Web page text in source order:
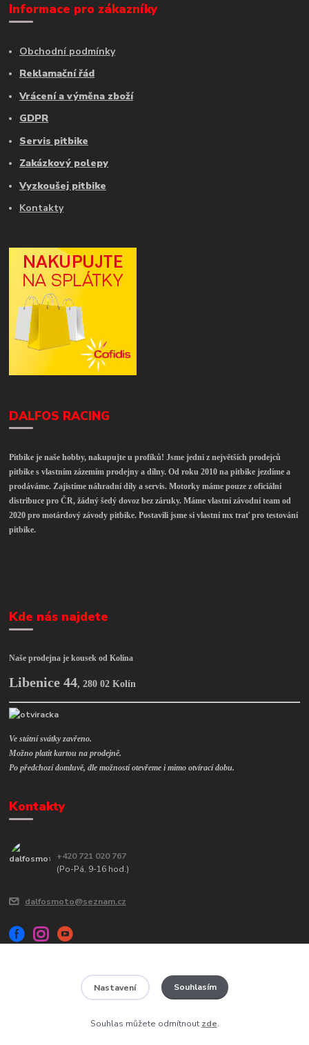
Informace pro zákazníky
Obchodní podmínky
Reklamační řád
Vrácení a výměna zboží
GDPR
Servis pitbike
Zakázkový polepy
Vyzkoušej pitbike
Kontakty
DALFOS RACING
Pitbike je naše hobby, nakupujte u profíků! Jsme jedni z největších prodejců
pitbike s vlastním zázemím prodejny a dílny. Od roku 2010 na pitbike jezdíme a
prodáváme. Zajistíme náhradní díly a servis. Motorky máme pouze z oficiální
distribuce pro ČR, žádný šedý dovoz bez záruky. Máme vlastní závodní team od
2020 pro motárdový závody pitbike. Postavili jsme si vlastní mx trať pro testování
pitbike.
Kde nás najdete
Naše prodejna je kousek od Kolína
Libenice 44,280 02 Kolín
Ve státní svátky zavřeno.
Možno platit kartou na prodejně.
Po předchozí domluvě, dle možností otevřeme i mimo otvírací dobu.
Kontakty
+420 721 020 767
(Po-Pá, 9-16 hod.)
dalfosmoto@seznam.cz
Veškerý obsah tohoto webu je chráněn autorským zákonem č. 121/2000
Vytvořeno na
Eshop-rychle.cz
Nastavení Souhlasím
Souhlas můžete odmítnout zde.